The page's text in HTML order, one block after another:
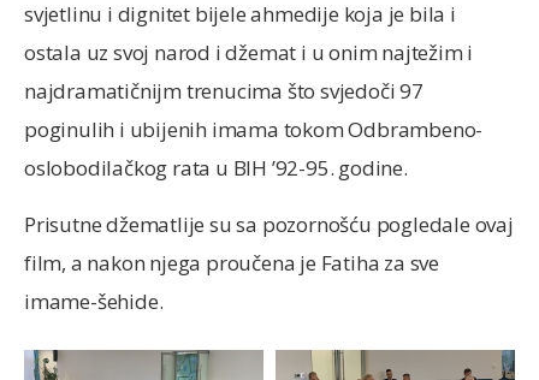
svjetlinu i dignitet bijele ahmedije koja je bila i
ostala uz svoj narod i džemat i u onim najtežim i
najdramatičnijm trenucima što svjedoči 97
poginulih i ubijenih imama tokom Odbrambeno-
oslobodilačkog rata u BIH ’92-95. godine.
Prisutne džematlije su sa pozornošću pogledale ovaj
film, a nakon njega proučena je Fatiha za sve
imame-šehide.